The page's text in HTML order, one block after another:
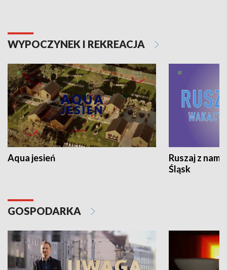
WYPOCZYNEK I REKREACJA
Aqua jesień
Ruszaj z
Śląsk
GOSPODARKA